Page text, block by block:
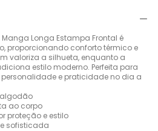
Longa Estampa Frontal é
proporcionando conforto térmico e
valoriza a silhueta, enquanto a
estilo moderno. Perfeita para
e praticidade no dia a
ao corpo
proteção e estilo
sofisticada